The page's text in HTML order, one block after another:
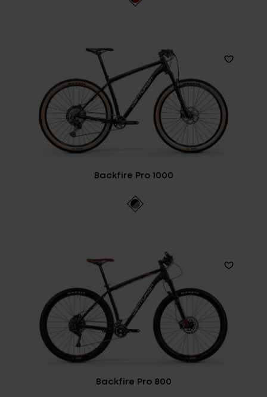
Backfire Pro 1000
Backfire Pro 800